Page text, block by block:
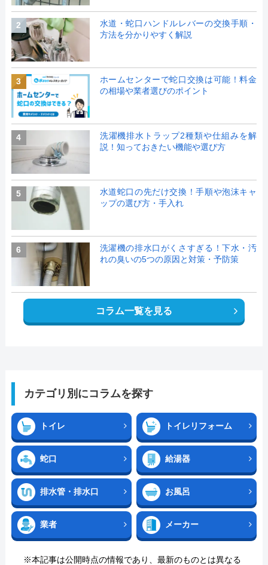
2
水道・蛇口ハンドルレバーの交換手順・
方法を分かりやすく解説
3
ホームセンターで蛇口交換は可能！料金
の相場や業者選びのポイント
4
洗濯機排水トラップ2種類や仕組みを解
説！知っておきたい機能や選び方
5
水道蛇口の先だけ交換！手順や泡沫キャ
ップの選び方・手入れ
6
洗濯機の排水口がくさすぎる！下水・汚
れの臭いの5つの原因と対策・予防策
コラム一覧を見る
カテゴリ別にコラムを探す
トイレ トイレリフォーム
蛇口 給湯器
排水管・排水口 お風呂
業者 メーカー
※本記事は公開時点の情報であり、最新のものとは異なる